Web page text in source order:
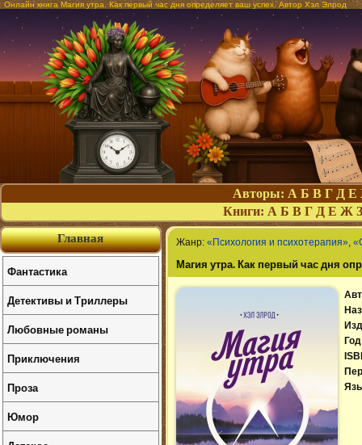
Онлайн книга Магия утра. Как первый час дня определяет ваш успех. Автор Хэл Элрод
Авторы: А Б В Г Д Е
Книги: А Б В Г Д Е Ж З
Жанр: «Психология и психотерапия»,
Магия утра. Как первый час дня
Главная
Фантастика
Детективы и Триллеры
Любовные романы
Приключения
Проза
Юмор